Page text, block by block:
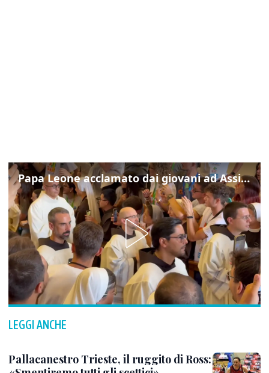
Papa Leone acclamato dai giovani ad Assisi: cori e applausi
LEGGI ANCHE
Pallacanestro Trieste, il ruggito di Ross: